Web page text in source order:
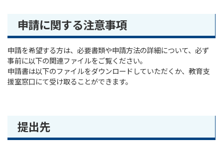
申請に関する注意事項
申請を希望する方は、必要書類や申請方法の詳細について、必ず
事前に以下の関連ファイルをご覧ください。
申請書は以下のファイルをダウンロードしていただくか、教育支
援室窓口にて受け取ることができます。
提出先